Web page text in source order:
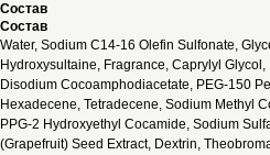
Состав
Состав
Water, Sodium C14-16 Olefin Sulfonate,
Hydroxysultaine, Fragrance, Caprylyl
Disodium Cocoamphodiacetate, PEG-150
Hexadecene, Tetradecene, Sodium Methyl
PPG-2 Hydroxyethyl Cocamide, Sodium
(Grapefruit) Seed Extract, Dextrin,